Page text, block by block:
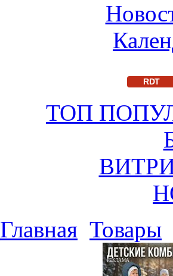
RDT
ТОП
Главная Товары
РЕКЛАМА